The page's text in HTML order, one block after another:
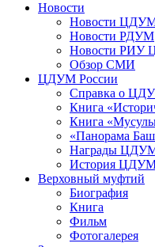
Новости
Новости
Новости РДУМ
Новости РИУ
Обзор СМИ
ЦДУМ России
Справка о
Книга
Книга
«Панорама
Награды
История ЦДУМ
Верховный муфтий
Биография
Книга
Фильм
Фотогалерея